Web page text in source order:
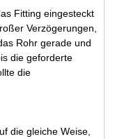
Fitting eingesteckt
Verzögerungen,
Rohr gerade und
die geforderte
die
die gleiche Weise,